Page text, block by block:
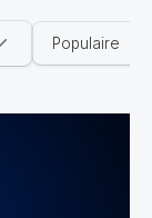
Populaire